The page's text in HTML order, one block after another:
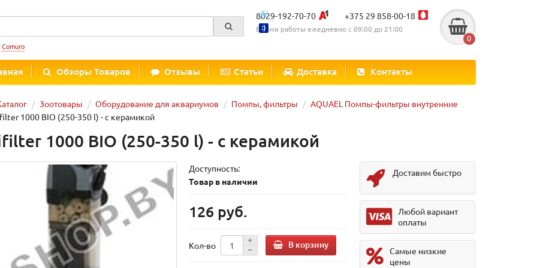
8029-192-70-70 +375 29 858-00-18
Время работы ежедневно с 09:00 до 21:00
0
Comuro
Обзоры Товаров Отзывы Статьи Доставка Контакты
Зоотовары Оборудование для аквариумов Помпы, фильтры
AQUAEL Помпы-фильтры внутренние
1000 BIO (250-350 l) - c керамикой
1000 BIO (250-350 l) - c керамикой
Доступность:
Товар в наличии
126 руб.
Кол-во В корзину
Доставим быстро
Любой вариант
оплаты
Самые низкие
цены